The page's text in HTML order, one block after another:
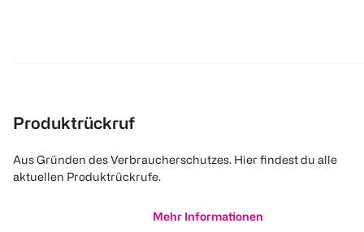
Produktrückruf
Aus Gründen des Verbraucherschutzes. Hier findest du alle
aktuellen Produktrückrufe.
Mehr Informationen